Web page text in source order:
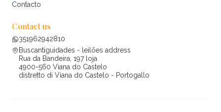
Contacto
Contact us
351962942810
Buscantiguidades - leilões address
Rua da Bandeira, 197 loja
4900-560 Viana do Castelo
distretto di Viana do Castelo - Portogallo